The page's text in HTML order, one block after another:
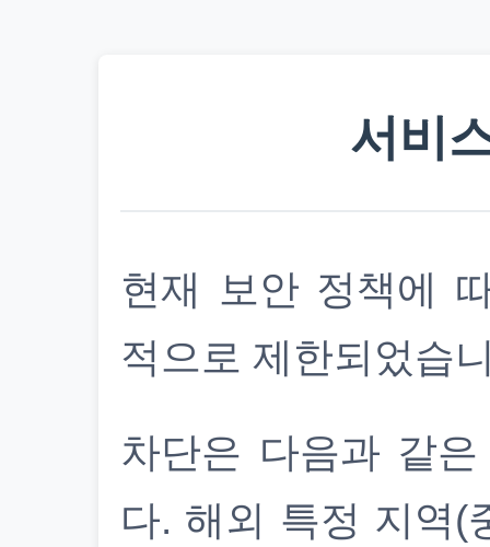
서비
현재 보안 정책에
적으로 제한되었습
차단은 다음과 같
다. 해외 특정 지역(